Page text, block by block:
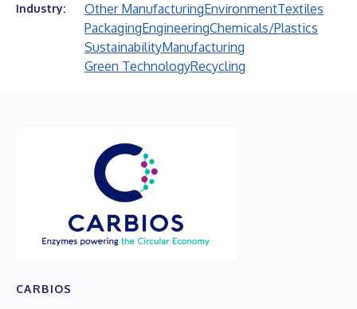
Industry: Other ManufacturingEnvironmentTextiles
PackagingEngineeringChemicals/Plastics
SustainabilityManufacturing
Green TechnologyRecycling
CARBIOS